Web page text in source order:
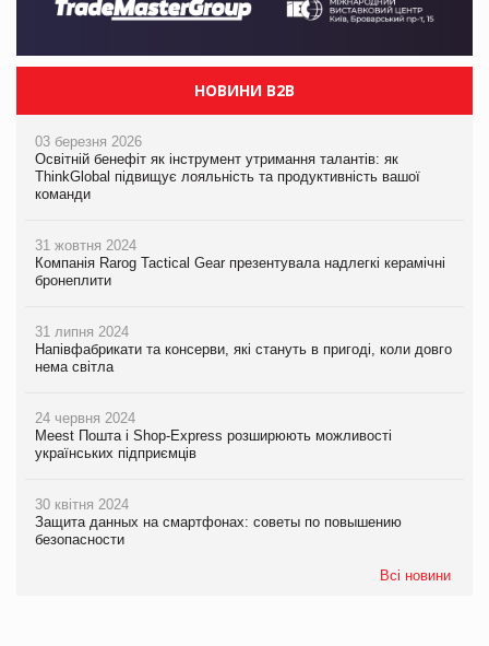
НОВИНИ B2B
03 березня 2026
Освітній бенефіт як інструмент утримання талантів: як
ThinkGlobal підвищує лояльність та продуктивність вашої
команди
31 жовтня 2024
Компанія Rarog Tactical Gear презентувала надлегкі керамічні
бронеплити
31 липня 2024
Напівфабрикати та консерви, які стануть в пригоді, коли довго
нема світла
24 червня 2024
Meest Пошта і Shop-Express розширюють можливості
українських підприємців
30 квітня 2024
Защита данных на смартфонах: советы по повышению
безопасности
Всі новини